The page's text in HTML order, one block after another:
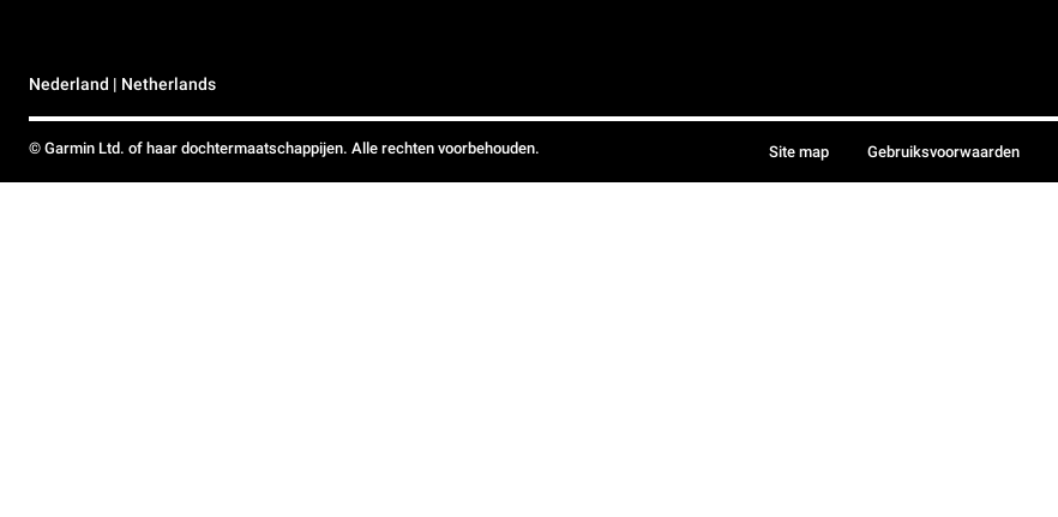
Nederland | Netherlands
© Garmin Ltd. of haar dochtermaatschappijen. Alle rechten voorbehouden. Site map Gebruiksvoorwaarden